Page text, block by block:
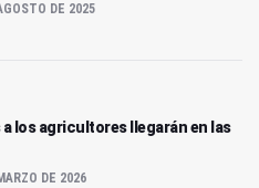
DE 2025
a los agricultores llegarán en las
DE 2026